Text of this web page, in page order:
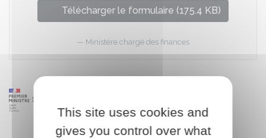
Télécharger le formulaire (175.4 KB)
Ministère chargé des finances
This site uses cookies and
gives you control over what